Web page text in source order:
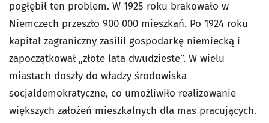
pogłębił ten problem. W 1925 roku brakowało w
Niemczech przeszło 900 000 mieszkań. Po 1924 roku
kapitał zagraniczny zasilił gospodarkę niemiecką i
zapoczątkował „złote lata dwudzieste”. W wielu
miastach doszły do władzy środowiska
socjaldemokratyczne, co umożliwiło realizowanie
większych założeń mieszkalnych dla mas pracujących.